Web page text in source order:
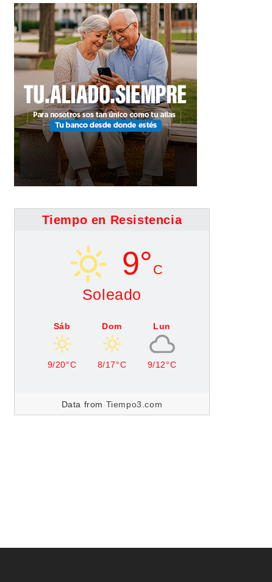
Tiempo en Resistencia
9° C
Soleado
Sáb
9/20°C
Dom
8/17°C
Lun
9/12°C
Data from Tiempo3.com